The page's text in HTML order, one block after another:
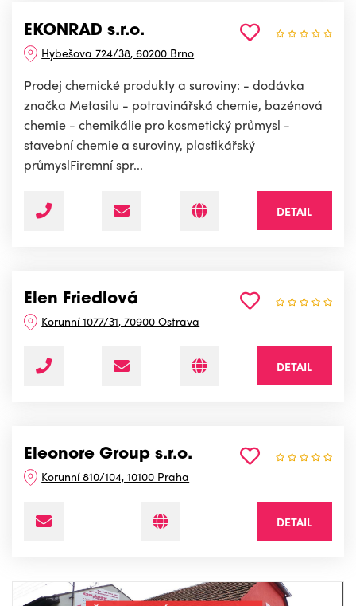
EKONRAD s.r.o.
Hybešova 724/38, 60200 Brno
Prodej chemické produkty a suroviny: - dodávka
značka Metasilu - potravinářská chemie, bazénová
chemie - chemikálie pro kosmetický průmysl -
stavební chemie a suroviny, plastikářský
průmyslFiremní spr...
DETAIL
Elen Friedlová
Korunní 1077/31, 70900 Ostrava
DETAIL
Eleonore Group s.r.o.
Korunní 810/104, 10100 Praha
DETAIL